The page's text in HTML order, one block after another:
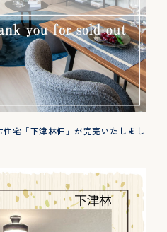
住宅「下津林佃」が完売いたしまし